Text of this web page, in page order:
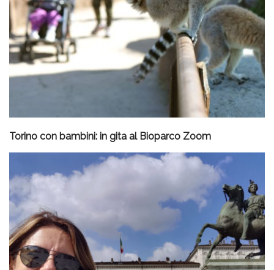
Torino con bambini: in gita al Bioparco Zoom